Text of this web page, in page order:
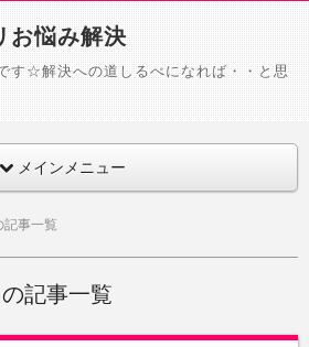
お悩み解決
す☆解決への道しるべになれば・・と思
メインメニュー
記事一覧
記事一覧